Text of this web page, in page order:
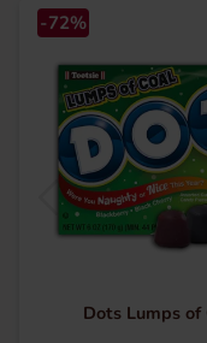
-72%
Dots Lumps of